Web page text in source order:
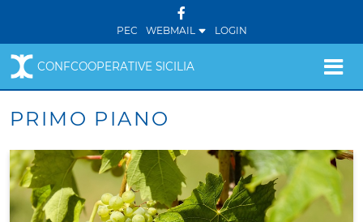
PEC WEBMAIL LOGIN
CONFCOOPERATIVE SICILIA
PRIMO PIANO